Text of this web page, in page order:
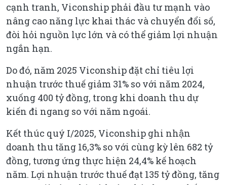
cạnh tranh, Viconship phải đầu tư mạnh vào
nâng cao năng lực khai thác và chuyển đổi số,
đòi hỏi nguồn lực lớn và có thể giảm lợi nhuận
ngắn hạn.
Do đó, năm 2025 Viconship đặt chỉ tiêu lợi
nhuận trước thuế giảm 31% so với năm 2024,
xuống 400 tỷ đồng, trong khi doanh thu dự
kiến đi ngang so với năm ngoái.
Kết thúc quý I/2025, Viconship ghi nhận
doanh thu tăng 16,3% so với cùng kỳ lên 682 tỷ
đồng, tương ứng thực hiện 24,4% kế hoạch
năm. Lợi nhuận trước thuế đạt 135 tỷ đồng, tăng